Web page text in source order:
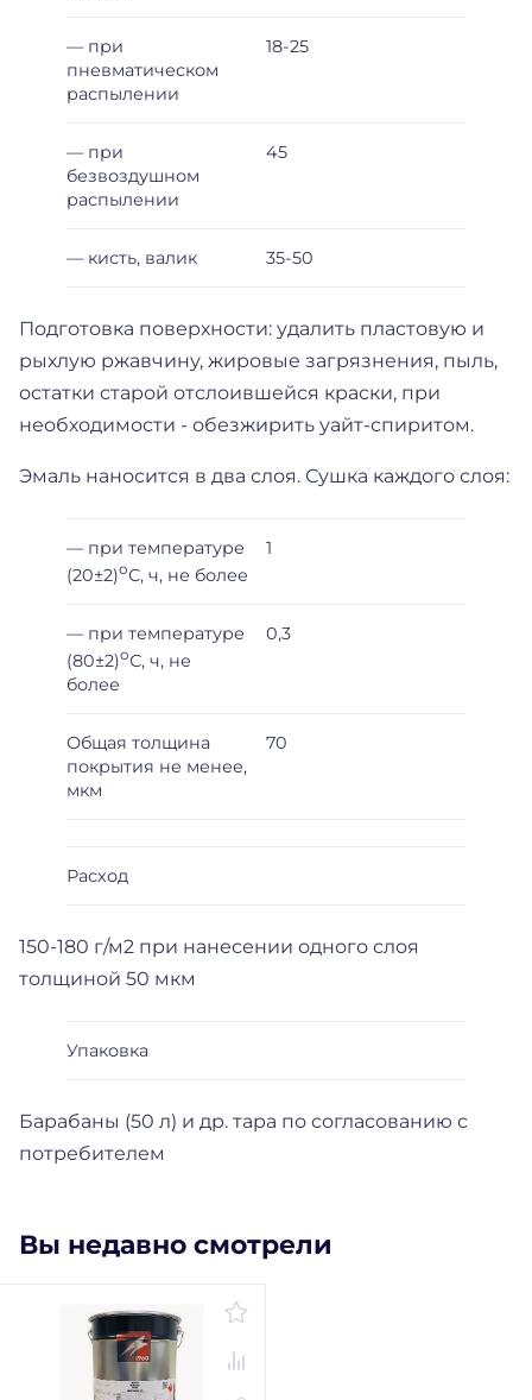
— при
пневматическом
распылении
18-25
— при
безвоздушном
распылении
45
— кисть, валик 35-50
Подготовка поверхности: удалить пластовую и
рыхлую ржавчину, жировые загрязнения, пыль,
остатки старой отслоившейся краски, при
необходимости - обезжирить уайт-спиритом.
Эмаль наносится в два слоя. Сушка каждого слоя:
— при температуре
(20±2)оС, ч, не более
1
— при температуре
(80±2)оС, ч, не
более
0,3
Общая толщина
покрытия не менее,
мкм
70
Расход
150-180 г/м2 при нанесении одного слоя
толщиной 50 мкм
Упаковка
Барабаны (50 л) и др. тара по согласованию с
потребителем
Вы недавно смотрели